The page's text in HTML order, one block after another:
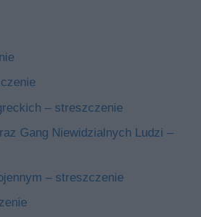
– streszczenie
Gang Niewidzialnych Ludzi –
– streszczenie